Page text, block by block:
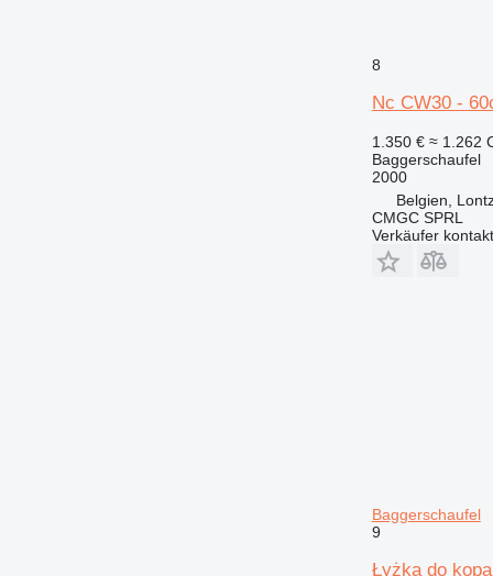
8
Nc CW30 -
1.350 € ≈ 1.262
Baggerschaufel
2000
Belgien,
CMGC SPRL
Verkäufer
Baggerschaufel
9
Łyżka do